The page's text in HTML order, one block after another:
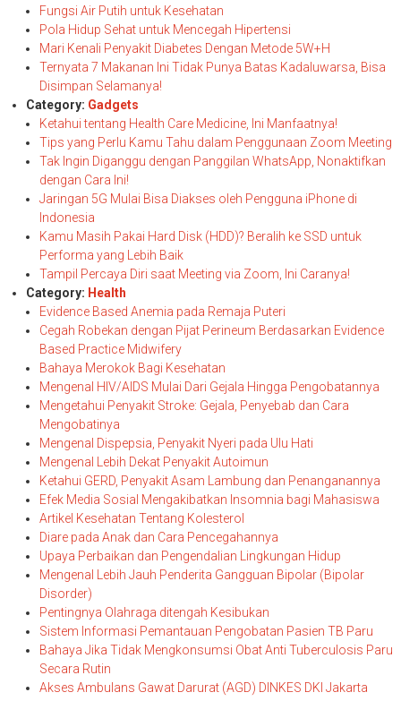
Fungsi Air Putih untuk Kesehatan
Pola Hidup Sehat untuk Mencegah Hipertensi
Mari Kenali Penyakit Diabetes Dengan Metode 5W+H
Ternyata 7 Makanan Ini Tidak Punya Batas Kadaluwarsa, Bisa
Disimpan Selamanya!
Category: Gadgets
Ketahui tentang Health Care Medicine, Ini Manfaatnya!
Tips yang Perlu Kamu Tahu dalam Penggunaan Zoom Meeting
Tak Ingin Diganggu dengan Panggilan WhatsApp, Nonaktifkan
dengan Cara Ini!
Jaringan 5G Mulai Bisa Diakses oleh Pengguna iPhone di
Indonesia
Kamu Masih Pakai Hard Disk (HDD)? Beralih ke SSD untuk
Performa yang Lebih Baik
Tampil Percaya Diri saat Meeting via Zoom, Ini Caranya!
Category: Health
Evidence Based Anemia pada Remaja Puteri
Cegah Robekan dengan Pijat Perineum Berdasarkan Evidence
Based Practice Midwifery
Bahaya Merokok Bagi Kesehatan
Mengenal HIV/AIDS Mulai Dari Gejala Hingga Pengobatannya
Mengetahui Penyakit Stroke: Gejala, Penyebab dan Cara
Mengobatinya
Mengenal Dispepsia, Penyakit Nyeri pada Ulu Hati
Mengenal Lebih Dekat Penyakit Autoimun
Ketahui GERD, Penyakit Asam Lambung dan Penanganannya
Efek Media Sosial Mengakibatkan Insomnia bagi Mahasiswa
Artikel Kesehatan Tentang Kolesterol
Diare pada Anak dan Cara Pencegahannya
Upaya Perbaikan dan Pengendalian Lingkungan Hidup
Mengenal Lebih Jauh Penderita Gangguan Bipolar (Bipolar
Disorder)
Pentingnya Olahraga ditengah Kesibukan
Sistem Informasi Pemantauan Pengobatan Pasien TB Paru
Bahaya Jika Tidak Mengkonsumsi Obat Anti Tuberculosis Paru
Secara Rutin
Akses Ambulans Gawat Darurat (AGD) DINKES DKI Jakarta